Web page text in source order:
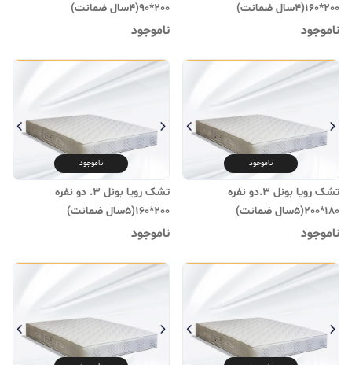
200*160(۴سال ضمانت)
ناموجود
200*90(۴سال ضمانت)
ناموجود
ناموجود
تشک رویا بونل 3.دو نفره
180*200(۵سال ضمانت)
ناموجود
ناموجود
تشک رویا بونل 3. دو نفره
200*160(۵سال ضمانت)
ناموجود